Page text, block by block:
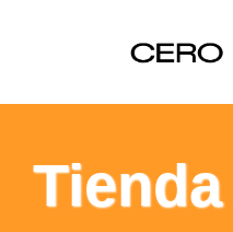
FILOSOFÍA
Tienda